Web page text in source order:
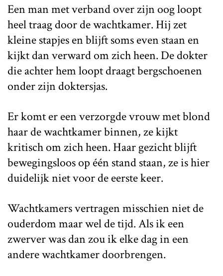
Een man met verband over zijn oog loopt
heel traag door de wachtkamer. Hij zet
kleine stapjes en blijft soms even staan en
kijkt dan verward om zich heen. De dokter
die achter hem loopt draagt bergschoenen
onder zijn doktersjas.
Er komt er een verzorgde vrouw met blond
haar de wachtkamer binnen, ze kijkt
kritisch om zich heen. Haar gezicht blijft
bewegingsloos op één stand staan, ze is hier
duidelijk niet voor de eerste keer.
Wachtkamers vertragen misschien niet de
ouderdom maar wel de tijd. Als ik een
zwerver was dan zou ik elke dag in een
andere wachtkamer doorbrengen.